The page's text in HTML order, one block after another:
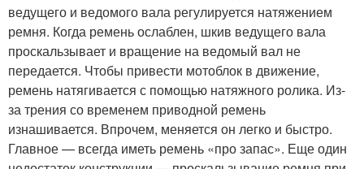
ведущего и ведомого вала регулируется натяжением
ремня. Когда ремень ослаблен, шкив ведущего вала
проскальзывает и вращение на ведомый вал не
передается. Чтобы привести мотоблок в движение,
ремень натягивается с помощью натяжного ролика. Из-
за трения со временем приводной ремень
изнашивается. Впрочем, меняется он легко и быстро.
Главное — всегда иметь ремень «про запас». Еще один